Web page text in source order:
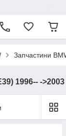
Запчастини
1996-- ->2003